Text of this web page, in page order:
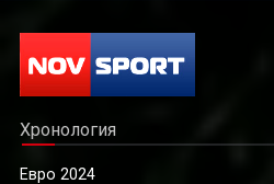
Хронология
Евро 2024